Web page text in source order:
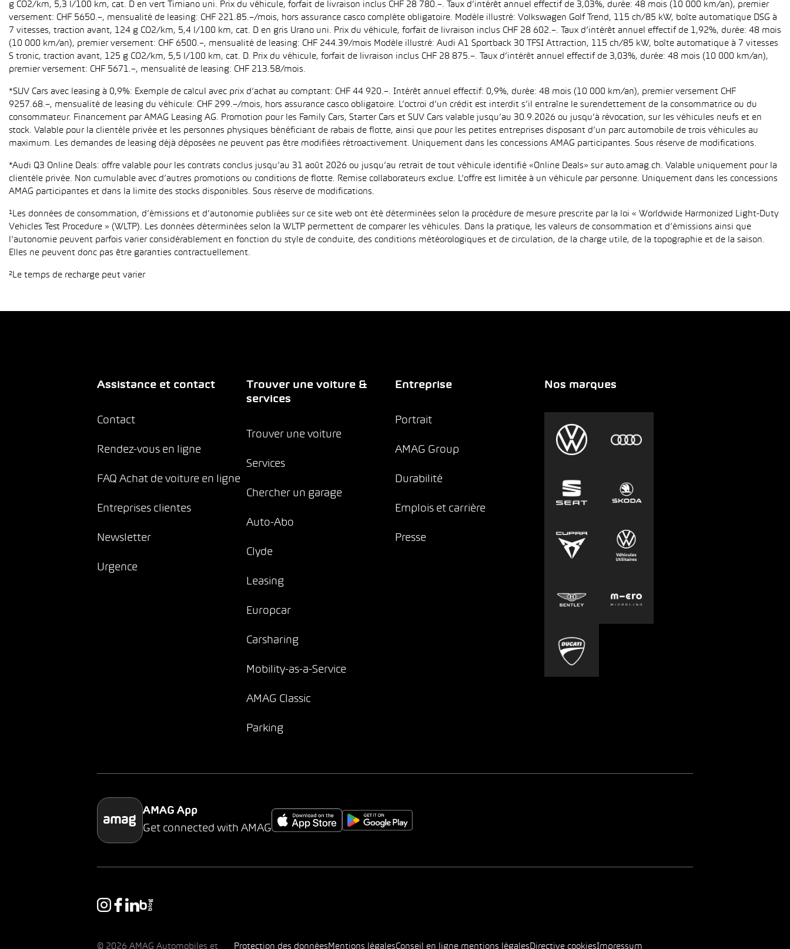
g CO2/km, 5,3 l/100 km, cat. D en vert Timiano uni. Prix du véhicule, forfait de livraison inclus CHF 28 780.–. Taux d’intérêt annuel effectif de 3,03%, durée: 48 mois (10 000 km/an), premier
versement: CHF 5650.–, mensualité de leasing: CHF 221.85.–/mois, hors assurance casco complète obligatoire. Modèle illustré: Volkswagen Golf Trend, 115 ch/85 kW, boîte automatique DSG à
7 vitesses, traction avant, 124 g CO2/km, 5,4 l/100 km, cat. D en gris Urano uni. Prix du véhicule, forfait de livraison inclus CHF 28 602.–. Taux d’intérêt annuel effectif de 1,92%, durée: 48 mois
(10 000 km/an), premier versement: CHF 6500.–, mensualité de leasing: CHF 244.39/mois Modèle illustré: Audi A1 Sportback 30 TFSI Attraction, 115 ch/85 kW, boîte automatique à 7 vitesses
S tronic, traction avant, 125 g CO2/km, 5,5 l/100 km, cat. D. Prix du véhicule, forfait de livraison inclus CHF 28 875.–. Taux d’intérêt annuel effectif de 3,03%, durée: 48 mois (10 000 km/an),
premier versement: CHF 5671.–, mensualité de leasing: CHF 213.58/mois.
*SUV Cars avec leasing à 0,9%: Exemple de calcul avec prix d’achat au comptant: CHF 44 920.–. Intérêt annuel effectif: 0,9%, durée: 48 mois (10 000 km/an), premier versement CHF
9257.68.–, mensualité de leasing du véhicule: CHF 299.–/mois, hors assurance casco obligatoire. L’octroi d’un crédit est interdit s’il entraîne le surendettement de la consommatrice ou du
consommateur. Financement par AMAG Leasing AG. Promotion pour les Family Cars, Starter Cars et SUV Cars valable jusqu’au 30.9.2026 ou jusqu’à révocation, sur les véhicules neufs et en
stock. Valable pour la clientèle privée et les personnes physiques bénéficiant de rabais de flotte, ainsi que pour les petites entreprises disposant d’un parc automobile de trois véhicules au
maximum. Les demandes de leasing déjà déposées ne peuvent pas être modifiées rétroactivement. Uniquement dans les concessions AMAG participantes. Sous réserve de modifications.
*Audi Q3 Online Deals: offre valable pour les contrats conclus jusqu’au 31 août 2026 ou jusqu’au retrait de tout véhicule identifié «Online Deals» sur auto.amag.ch. Valable uniquement pour la
clientèle privée. Non cumulable avec d’autres promotions ou conditions de flotte. Remise collaborateurs exclue. L’offre est limitée à un véhicule par personne. Uniquement dans les concessions
AMAG participantes et dans la limite des stocks disponibles. Sous réserve de modifications.
¹Les données de consommation, d’émissions et d’autonomie publiées sur ce site web ont été déterminées selon la procédure de mesure prescrite par la loi « Worldwide Harmonized Light-Duty
Vehicles Test Procedure » (WLTP). Les données déterminées selon la WLTP permettent de comparer les véhicules. Dans la pratique, les valeurs de consommation et d’émissions ainsi que
l’autonomie peuvent parfois varier considérablement en fonction du style de conduite, des conditions météorologiques et de circulation, de la charge utile, de la topographie et de la saison.
Elles ne peuvent donc pas être garanties contractuellement.
²Le temps de recharge peut varier
Assistance et contact
Contact
Rendez-vous en ligne
FAQ Achat de voiture en ligne
Entreprises clientes
Newsletter
Urgence
Trouver une voiture &
services
Trouver une voiture
Services
Chercher un garage
Auto-Abo
Clyde
Leasing
Europcar
Carsharing
Mobility-as-a-Service
AMAG Classic
Parking
Entreprise
Portrait
AMAG Group
Durabilité
Emplois et carrière
Presse
Nos marques
AMAG App
Get connected with AMAG
© 2026 AMAG Automobiles et Protection des données Mentions légalesConseil en ligne mentions légales Directive cookiesImpressum